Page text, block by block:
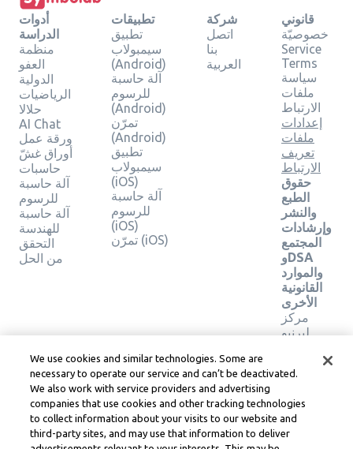
أدوات
الدراسة
منظمة
العفو
الدولية
الرياضيات
حلالا
AI Chat
ورقة عمل
أوراق غشّ
حاسبات
آلة حاسبة
للرسوم
آلة حاسبة
للهندسة
التحقق
من الحل
تطبيقات
تطبيق
سيمبولاب
(Android)
آلة حاسبة
للرسوم
(Android)
تمرّن
(Android)
تطبيق
سيمبولاب
(iOS)
آلة حاسبة
للرسوم
(iOS)
تمرّن (iOS)
شركة
اتصل
بنا
العربية
قانوني
خصوصيّة
Service
Terms
سياسة
ملفات
الارتباط
إعدادات
ملفات
تعريف
الارتباط
حقوق
الطبع
والنشر
وإرشادات
المجتمع
وDSA
والموارد
القانونية
الأخرى
مركز
ليرنيو
خدمة
Symbolab, a Learneo, Inc. business
© Learneo, Inc. 2024
We use cookies and similar technologies. Some are
necessary to operate our service and can’t be deactivated.
We also work with service providers and advertising
companies that use cookies and other tracking technologies
to collect information about your visits to our website and
third-party sites, and may use that information to deliver